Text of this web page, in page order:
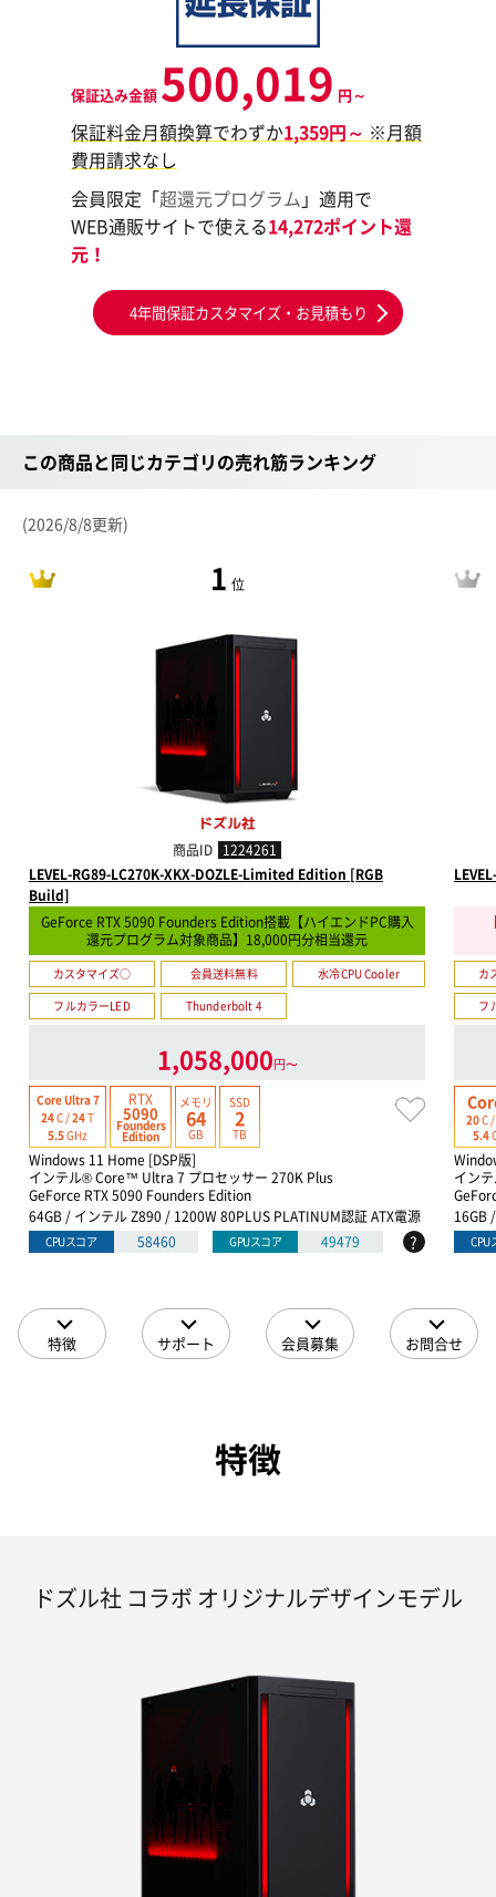
保証込み金額 500,019 円～
保証料金月額換算でわずか1,359円～ ※月額
費用請求なし
会員限定「超還元プログラム 」適用で
WEB通販サイトで使える14,272ポイント還
元！
4年間保証カスタマイズ・お見積もり
この商品と同じカテゴリの売れ筋ランキング
(2026/8/8更新)
1 位
商品ID 1224261
LEVEL-RG89-LC270K-XKX-DOZLE-Limited Edition [RGB
Build]
GeForce RTX 5090 Founders Edition搭載【ハイエンドPC購入
還元プログラム対象商品】18,000円分相当還元
カスタマイズ○ 会員送料無料
水冷CPU Cooler
フルカラーLED
Thunderbolt 4
1,058,000円〜
Core Ultra 7
24C /24T
5.5GHz
RTX
5090
Founders
Edition
メモリ
64
GB
SSD
2
TB
Windows 11 Home [DSP版]
インテル® Core™ Ultra 7 プロセッサー 270K Plus
GeForce RTX 5090 Founders Edition
64GB / インテル Z890 / 1200W 80PLUS PLATINUM認証 ATX電源
CPUスコア 58460 GPUスコア 49479 ?
カ
フ
20C /
5.4
イン
16GB
CPU
特徴 サポート 会員募集 お問合せ
特徴
ドズル社 コラボ オリジナルデザインモデル